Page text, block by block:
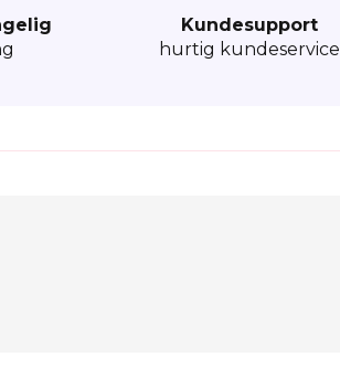
Kundesupport
hurtig kundeservice